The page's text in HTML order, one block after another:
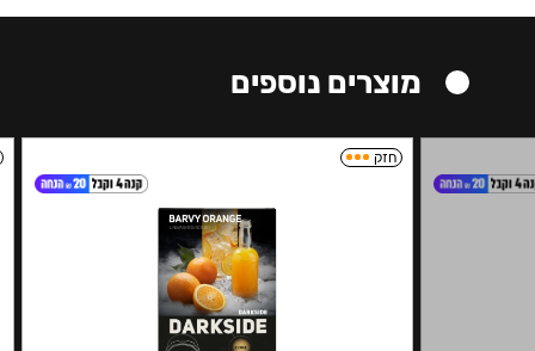
מוצרים נוספים
חזק